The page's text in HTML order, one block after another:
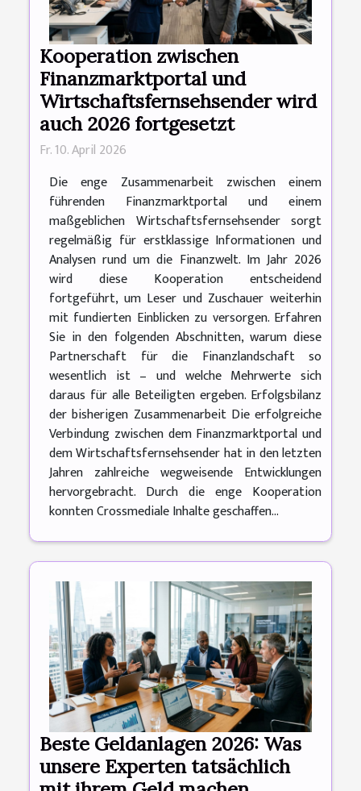
Kooperation zwischen
Finanzmarktportal und
Wirtschaftsfernsehsender wird
auch 2026 fortgesetzt
Fr. 10. April 2026
Die enge Zusammenarbeit zwischen einem
führenden Finanzmarktportal und einem
maßgeblichen Wirtschaftsfernsehsender sorgt
regelmäßig für erstklassige Informationen und
Analysen rund um die Finanzwelt. Im Jahr 2026
wird diese Kooperation entscheidend
fortgeführt, um Leser und Zuschauer weiterhin
mit fundierten Einblicken zu versorgen. Erfahren
Sie in den folgenden Abschnitten, warum diese
Partnerschaft für die Finanzlandschaft so
wesentlich ist – und welche Mehrwerte sich
daraus für alle Beteiligten ergeben. Erfolgsbilanz
der bisherigen Zusammenarbeit Die erfolgreiche
Verbindung zwischen dem Finanzmarktportal und
dem Wirtschaftsfernsehsender hat in den letzten
Jahren zahlreiche wegweisende Entwicklungen
hervorgebracht. Durch die enge Kooperation
konnten Crossmediale Inhalte geschaffen...
Beste Geldanlagen 2026: Was
unsere Experten tatsächlich